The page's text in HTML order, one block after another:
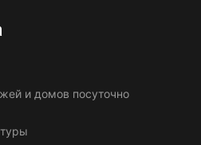
и домов посуточно